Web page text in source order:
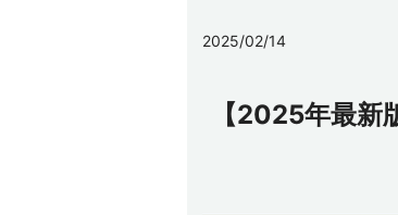
2025/02/14
【2025年最新